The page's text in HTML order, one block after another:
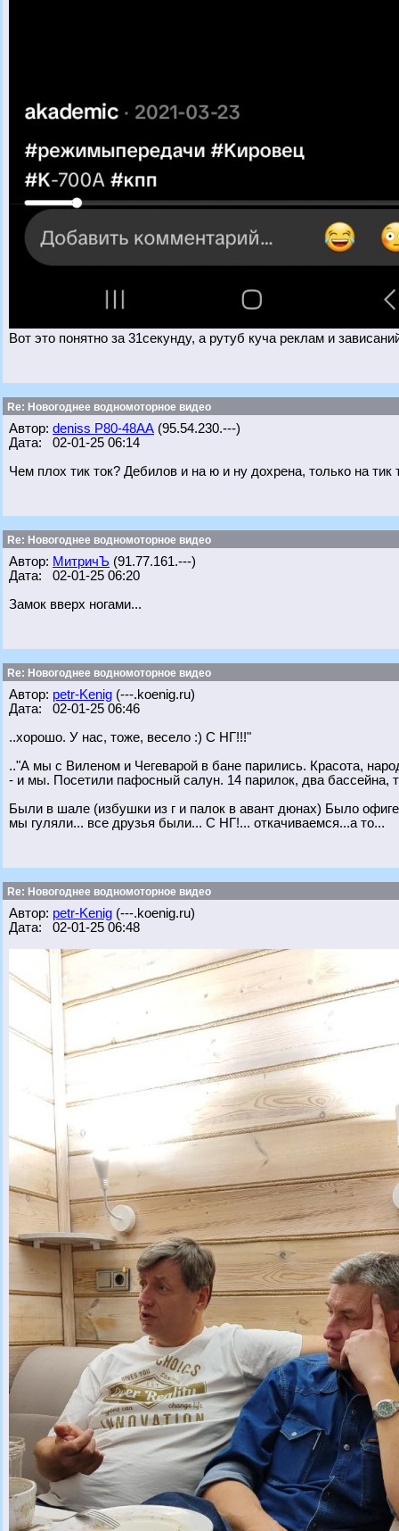
Вот это понятно за 31секунду, а рутуб куча реклам и
Re: Новогоднее водномоторное видео
Автор: deniss Р80-48АА (95.54.230.---)
Дата: 02-01-25 06:14
Чем плох тик ток? Дебилов и на ю и ну дохрена, только на тик
Re: Новогоднее водномоторное видео
Автор: МитричЪ (91.77.161.---)
Дата: 02-01-25 06:20
Замок вверх ногами...
Re: Новогоднее водномоторное видео
Автор: petr-Kenig (---.koenig.ru)
Дата: 02-01-25 06:46
..хорошо. У нас, тоже, весело :) С НГ!!!"
.."А мы с Виленом и Чегеварой в бане парились. Красота,
- и мы. Посетили пафосный салун. 14 парилок, два бассейна,
Были в шале (избушки из г и палок в авант дюнах) Было
мы гуляли... все друзья были... С НГ!... откачиваемся...а то...
Re: Новогоднее водномоторное видео
Автор: petr-Kenig (---.koenig.ru)
Дата: 02-01-25 06:48